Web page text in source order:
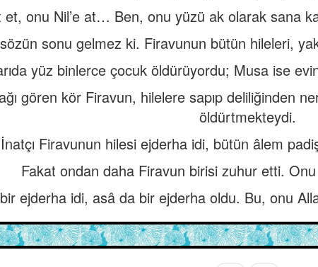
et, onu Nil’e at… Ben, onu yüzü ak olarak sana
sonu gelmez ki. Firavunun bütün hileleri,
yüz binlerce çocuk öldürüyordu; Musa ise
gören kör Firavun, hilelere sapıp deliliğinden
öldürtmekteydi.
İnatçı Firavunun hilesi ejderha idi, bütün âlem
Fakat ondan daha Firavun birisi zuhur etti.
ejderha idi, asâ da bir ejderha oldu. Bu, onu